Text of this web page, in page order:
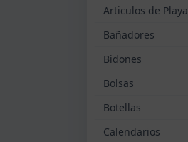
Articulos de Playa
Bañadores
Bidones
Bolsas
Botellas
Calendarios